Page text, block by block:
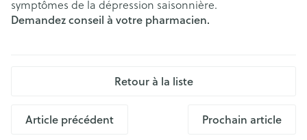
symptômes de la dépression saisonnière.
Demandez conseil à votre pharmacien.
Retour à la liste
Article précédent Prochain article